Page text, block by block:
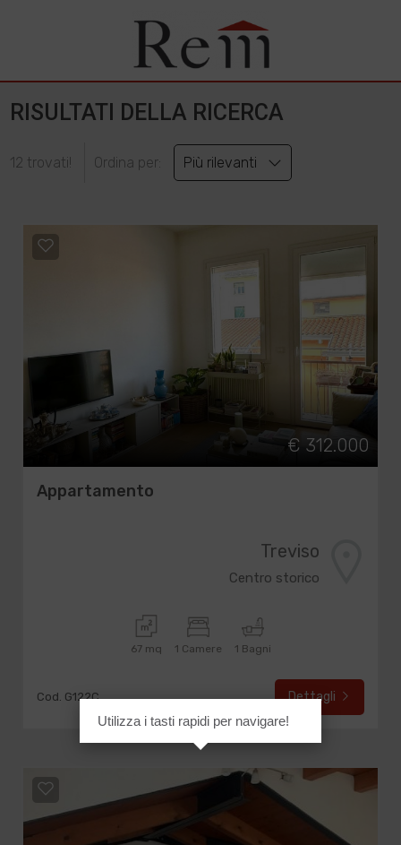
RISULTATI DELLA RICERCA
12 trovati! Ordina per: Più rilevanti
€ 312.000
Appartamento
Treviso
Centro storico
67 mq 1 Camere 1 Bagni
Cod. G122C Dettagli
Utilizza i tasti rapidi per navigare!